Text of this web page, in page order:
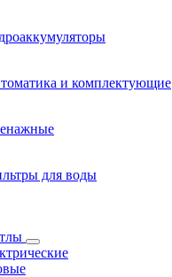
и комплектующие
для воды